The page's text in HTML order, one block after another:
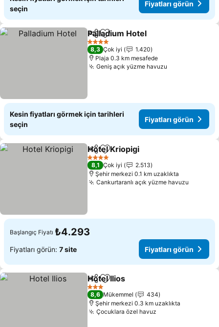
seçin
Fiyatları görün
PaylaşFavorilerime ekle
Palladium Hotel
4 Yıldız
8,3 Çok iyi
1.420
Plaja 0.3 km mesafede
Geniş açık yüzme havuzu
Kesin fiyatları görmek için tarihleri
seçin
Fiyatları görün
PaylaşFavorilerime ekle
Hotel Kriopigi
4 Yıldız
8,1 Çok iyi
2.513
Şehir merkezi 0.1 km uzaklıkta
Cankurtaranlı açık yüzme havuzu
Başlangıç Fiyatı ₺4.293
Fiyatları görün: 7 site Fiyatları görün
PaylaşFavorilerime ekle
Hotel Ilios
3 Yıldız
8,6 Mükemmel
434
Şehir merkezi 0.3 km uzaklıkta
Çocuklara özel havuz